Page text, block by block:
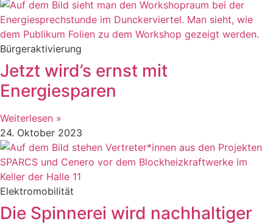
Bürgeraktivierung
Jetzt wird’s ernst mit
Energiesparen
Weiterlesen »
24. Oktober 2023
Elektromobilität
Die Spinnerei wird nachhaltiger